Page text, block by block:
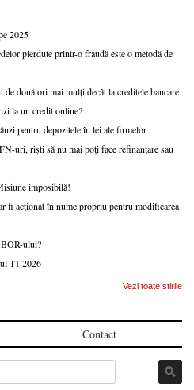
2025
pierdute printr-o fraudă este o metodă de
două ori mai mulți decât la creditele bancare
la un credit online?
pentru depozitele în lei ale firmelor
uri, riști să nu mai poți face refinanțare sau
imposibilă!
fi acționat în nume propriu pentru modificarea
ului?
T1 2026
Vezi toate stirile
Contact